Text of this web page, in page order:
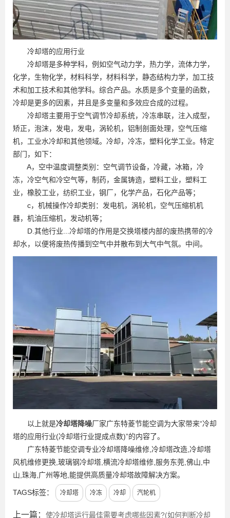
冷却塔的应用行业
冷却塔是多种学科，例如空气动力学，热力学，流体力学，
化学，生物化学，材料科学，材料科学，静态结构力学，加工技
术和加工技术和其他学科。综合产品。水质是多个变量的函数，
冷却是更多的因素，并且是多变量和多效应合成的过程。
冷却塔主要用于空气调节冷却系统，冷冻串联，注入成型，
矫正，泡沫，发电，发电，涡轮机，铝制剖面处理，空气压缩
机，工业水冷却和其他领域。冷却，冷冻，塑料化学工业。特定
部门，如下：
A，空中温度调整类别：空气调节设备，冷藏，冰箱，冷
冻，冷空气和冷空气等，制药，金属铸造，塑料工业，塑料工
业，橡胶工业，纺织工业，钢厂，化学产品，石化产品等；
c，机械操作冷却类别：发电机，涡轮机，空气压缩机机
器，机油压缩机，发动机等；
D.其他行业...冷却塔的作用是交换塔楼内部的废热携带的冷
却水，以便将废热传播到空气中并散布到大气中气氛。中间。
以上就是冷却塔降噪厂家广东特菱节能空调为大家带来“冷却
塔的应用行业(冷却塔行业提成点数)”的内容了。
广东特菱节能空调专业冷却塔降噪维修,冷却塔改造,冷却塔
风机维修更换,玻璃钢冷却塔,横流冷却塔维修,服务东莞,佛山,中
山,珠海,广州等地,能提供高质量冷却塔故障解决方案。
TAGS标签： 冷却塔 冷冻 冷却 汽轮机
上一篇： 使冷却塔运行最佳需要考虑哪些因素?(如何判断冷却